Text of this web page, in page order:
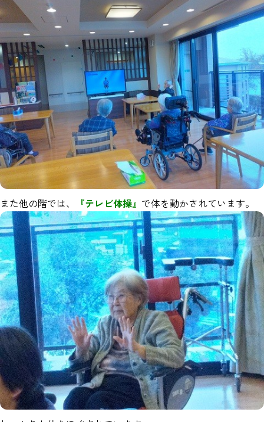
また他の階では、 『テレビ体操』 で体を動かされています。